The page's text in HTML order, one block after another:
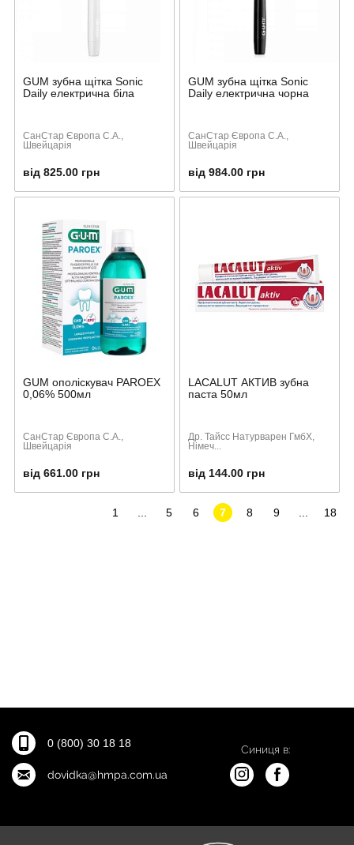
GUM зубна щітка Sonic
Daily електрична біла
СанСтар Європа С.А.,
Швейцарія
від 825.00 грн
GUM зубна щітка Sonic
Daily електрична чорна
СанСтар Європа С.А.,
Швейцарія
від 984.00 грн
GUM ополіскувач PAROEX
0,06% 500мл
СанСтар Європа С.А.,
Швейцарія
від 661.00 грн
LACALUT АКТИВ зубна
паста 50мл
Др. Тайсс Натурварен ГмбХ,
Німеч...
від 144.00 грн
1 5 6 7 8 9 18
0 (800) 30 18 18
dovidka@hmpa.com.ua
Синиця в: